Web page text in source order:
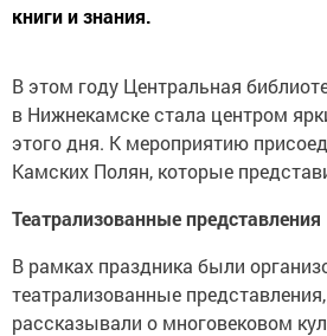
книги и знания.
В этом году Центральная
в Нижнекамске стала центром
этого дня. К мероприятию
Камских Полян, которые
Театрализованные представления
В рамках праздника были
театрализованные
рассказывали о многовековом